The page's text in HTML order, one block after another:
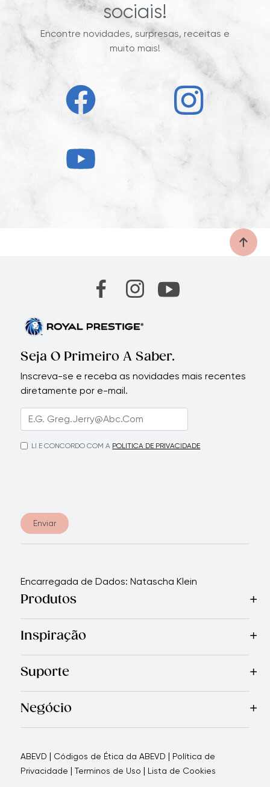
sociais!
Encontre novidades, surpresas, receitas e
muito mais!
Seja O Primeiro A Saber.
Inscreva-se e receba as novidades mais recentes
diretamente por e-mail.
LI E CONCORDO COM A POLITICA DE PRIVACIDADE
Enviar
Encarregada de Dados: Natascha Klein
Produtos
Mais VendidosCozinhaFacasTalheresEletrodomésticos
Inspiração
ReceitasBlogRevista Royal PrestigePrograma de
Suporte
Garantia LimitadaQuem SomosEntre em Contato
Negócio
Porque nos escolherComo apoiamos seu negócio
ABEVD | Códigos de Ética da ABEVD | Política de
Privacidade |Terminos de Uso | Lista de Cookies